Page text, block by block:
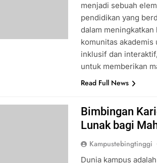
menjadi sebuah
pendidikan yang
dalam
komunitas akademis
inklusif dan
untuk memberikan
Read Full News
Bimbingan
Lunak bagi
Kampustebingtinggi
Dunia kampus